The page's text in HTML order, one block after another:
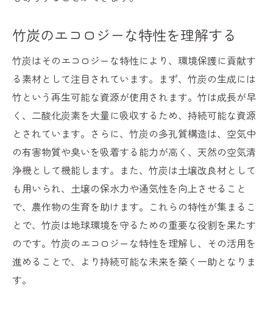
環境問題解決に貢献する竹炭の可能性
竹炭で実現する未来の住まい
竹炭を通じた地域社会の活性化
竹炭のエコロジーな特性を理解する
竹炭はそのエコロジーな特性により、環境保護に貢献す
る素材として注目されています。まず、竹炭の生成には
竹という再生可能な資源が使用されます。竹は成長が早
く、二酸化炭素を大量に吸収するため、持続可能な資源
とされています。さらに、竹炭の多孔質構造は、空気中
の有害物質や臭いを吸着する能力が高く、天然の空気清
浄機として機能します。また、竹炭は土壌改良材として
も用いられ、土壌の保水力や通気性を向上させること
で、農作物の生育を助けます。これらの特性が集まるこ
とで、竹炭は地球環境を守るための重要な役割を果たす
のです。竹炭のエコロジーな特性を理解し、その活用を
進めることで、より持続可能な未来を築く一助となりま
す。